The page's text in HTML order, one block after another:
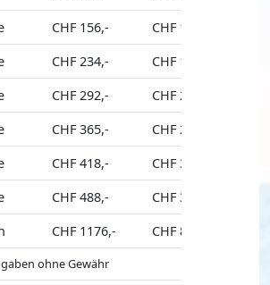
CHF 156,- CHF 117,-
CHF 234,- CHF 176,-
CHF 292,- CHF 219,-
CHF 365,- CHF 274,-
CHF 418,- CHF 314,-
CHF 488,- CHF 366,-
CHF 1176,- CHF 882,-
ohne Gewähr